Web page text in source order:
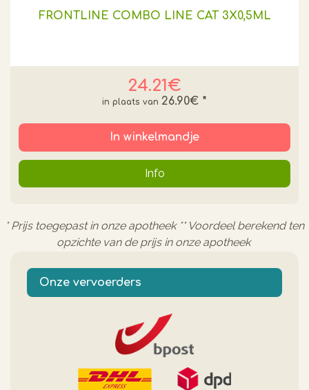
FRONTLINE COMBO LINE CAT 3X0,5ML
24.21€
26.90€ *
In winkelmandje
Info
* Prijs toegepast in onze apotheek ** Voordeel berekend ten
opzichte van de prijs in onze apotheek
Onze vervoerders